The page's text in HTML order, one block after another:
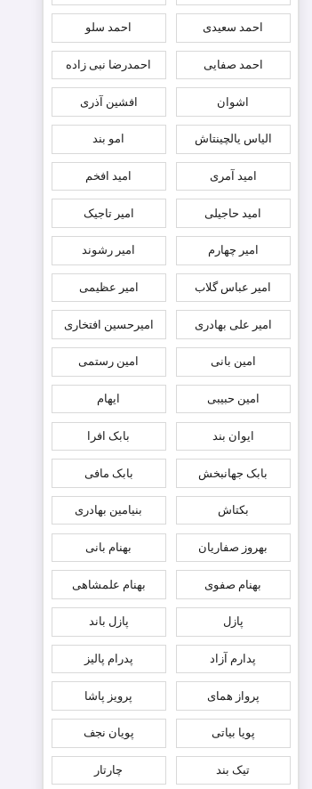
احمد سعیدی احمد سلو
احمد صفایی احمدرضا نبی زاده
اشوان افشین آذری
الیاس یالچینتاش امو بند
امید آمری امید افخم
امید حاجیلی امیر تاجیک
امیر چهارم امیر رشوند
امیر عباس گلاب امیر عظیمی
امیر علی بهادری امیرحسین افتخاری
امین بانی امین رستمی
امین حبیبی ایهام
ایوان بند بابک افرا
بابک جهانبخش بابک مافی
بکتاش بنیامین بهادری
بهروز صفاریان بهنام بانی
بهنام صفوی بهنام علمشاهی
پازل پازل باند
پدارم آزاد پدرام پالیز
پرواز همای پرویز پاشا
پویا بیاتی پویان نجف
تیک بند چارتار